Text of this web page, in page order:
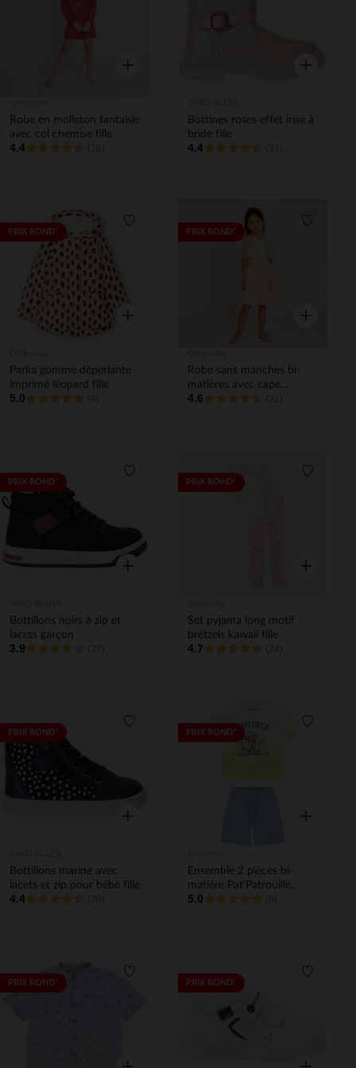
Aperçu rapide
Robe en molleton fantaisie
avec col chemise fille
4.4
Aperçu
Bottines roses effet irisé à
bride fille
4.4
PRIX ROND* Liste de souhaits
Aperçu rapide
Parka gomme déperlante
imprimé léopard fille
5.0
PRIX ROND*
Aperçu
Robe sans manches bi-
matières avec cape
papillon fille
4.6
PRIX ROND* Liste de souhaits
Aperçu rapide
Bottillons noirs à zip et
lacets garçon
3.9
PRIX ROND*
Aperçu
Set pyjama long motif
bretzels kawaii fille
4.7
PRIX ROND* Liste de souhaits
Aperçu rapide
Bottillons marine avec
lacets et zip pour bébé fille
4.4
PRIX ROND*
Aperçu
Ensemble 2 pièces bi-
matière Pat'Patrouille
garçon
5.0
PRIX ROND* Liste de souhaits
Aperçu rapide
PRIX ROND*
Aperçu